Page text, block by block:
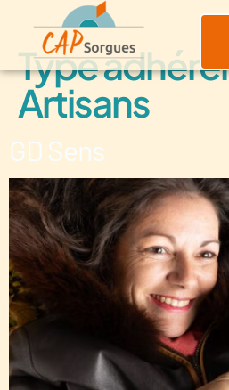
Type
Artisans
GD Sens